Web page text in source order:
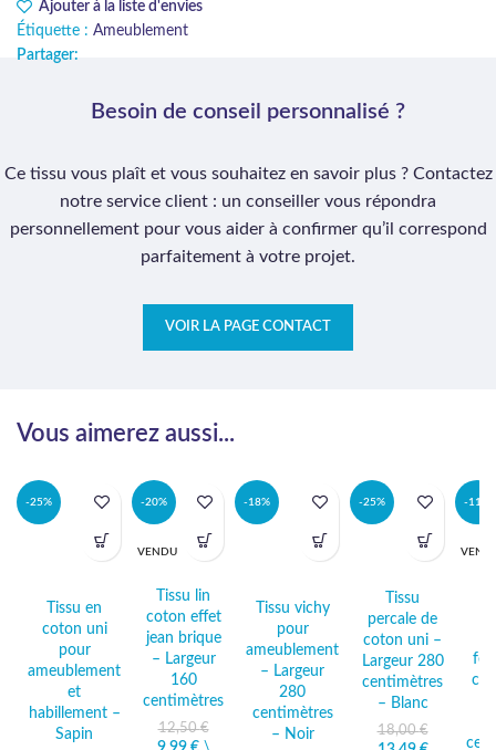
Ajouter à la liste d'envies
Étiquette : Ameublement
Partager:
Besoin de conseil personnalisé ?
Ce tissu vous plaît et vous souhaitez en savoir plus ? Contactez
notre service client : un conseiller vous répondra
personnellement pour vous aider à confirmer qu’il correspond
parfaitement à votre projet.
VOIR LA PAGE CONTACT
Vous aimerez aussi...
-25%
Tissu en
coton uni
pour
ameublement
et
habillement –
Sapin
-20%
VENDU
Tissu lin
coton effet
jean brique
– Largeur
160
centimètres
12,50€
-18%
Tissu vichy
pour
ameublement
– Largeur
280
centimètres
– Noir
-25%
Tissu
percale de
coton uni –
Largeur 280
centimètres
– Blanc
18,00€
-11%